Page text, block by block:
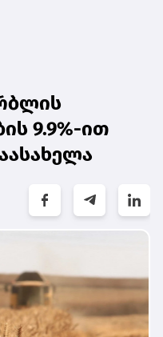
9.9%-ით